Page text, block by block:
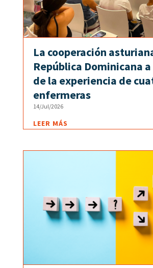
La cooperación
República Dominicana
de la experiencia de
enfermeras
14/Jul/2026
LEER MÁS